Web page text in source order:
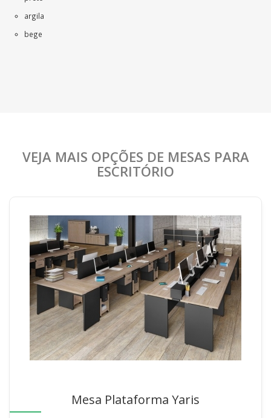
argila
bege
VEJA MAIS OPÇÕES DE MESAS PARA
ESCRITÓRIO
Mesa Plataforma Yaris